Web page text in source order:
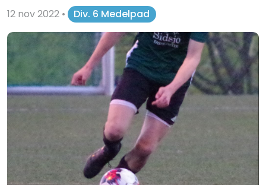
12 nov 2022 • Div. 6 Medelpad